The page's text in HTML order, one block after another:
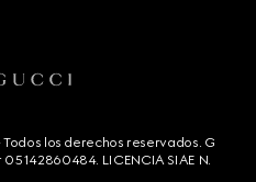
los derechos reservados. G
05142860484. LICENCIA SIAE N.